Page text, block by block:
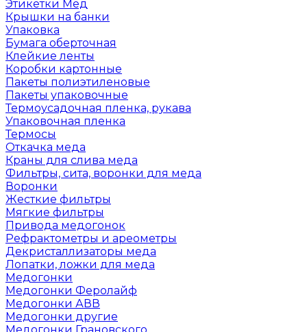
Этикетки Мёд
Крышки на банки
Упаковка
Бумага оберточная
Клейкие ленты
Коробки картонные
Пакеты полиэтиленовые
Пакеты упаковочные
Термоусадочная пленка, рукава
Упаковочная пленка
Термосы
Откачка меда
Краны для слива меда
Фильтры, сита, воронки для меда
Воронки
Жесткие фильтры
Мягкие фильтры
Привода медогонок
Рефрактометры и ареометры
Декристаллизаторы меда
Лопатки, ложки для меда
Медогонки
Медогонки Феролайф
Медогонки АВВ
Медогонки другие